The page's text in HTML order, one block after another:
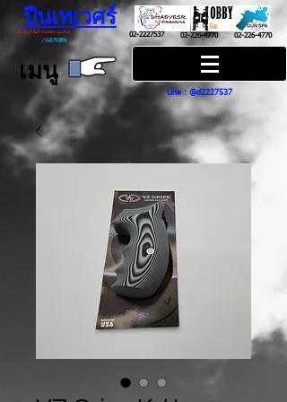
ปืนเทเวศร์
ปืนฮ๊อบบี้ กันส์ HOBBY GUNS
/GUN SPA
02-2227537 02-226-4770 02-226-4770
เมนู
Line : @d2227537